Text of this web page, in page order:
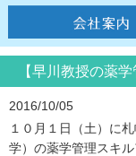
【早川教授の薬
2016/10/05
１０月１日（土）に
学）の薬学管理スキ